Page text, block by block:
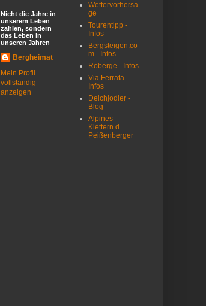
Nicht die Jahre in
unserem Leben
zählen, sondern
das Leben in
unseren Jahren
Bergheimat
Mein Profil
vollständig
anzeigen
Wettervorhersa
ge
Tourentipp -
Infos
Bergsteigen.co
m - Infos
Roberge - Infos
Via Ferrata -
Infos
Deichjodler -
Blog
Alpines
Klettern d.
Peißenberger